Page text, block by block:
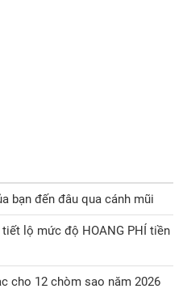
bạn đến đâu qua cánh mũi
lộ mức độ HOANG PHÍ tiền
cho 12 chòm sao năm 2026